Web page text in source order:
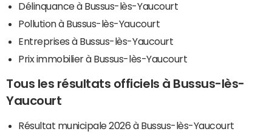
Délinquance à Bussus-lès-Yaucourt
Pollution à Bussus-lès-Yaucourt
Entreprises à Bussus-lès-Yaucourt
Prix immobilier à Bussus-lès-Yaucourt
Tous les résultats officiels à Bussus-lès-
Yaucourt
Résultat municipale 2026 à Bussus-lès-Yaucourt